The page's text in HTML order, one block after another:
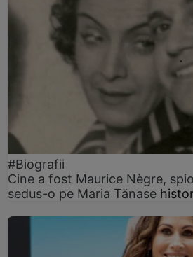
#Biografii
Cine a fost Maurice Nègre,
sedus-o pe Maria Tănase